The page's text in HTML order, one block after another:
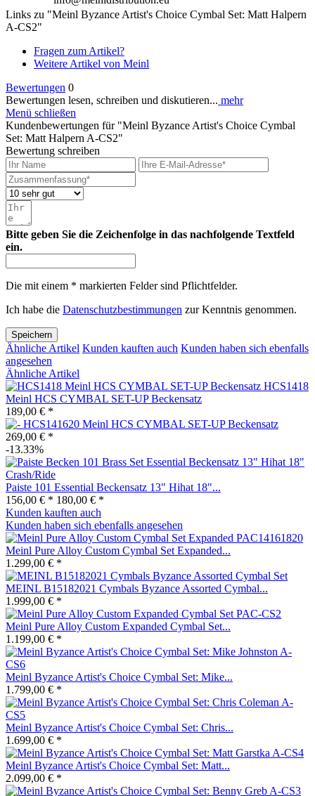
Links zu "Meinl Byzance Artist's Choice Cymbal Set: Matt Halpern
A-CS2"
Fragen zum Artikel?
Weitere Artikel von Meinl
Bewertungen 0
Bewertungen lesen, schreiben und diskutieren... mehr
Menü schließen
Kundenbewertungen für "Meinl Byzance Artist's Choice Cymbal
Set: Matt Halpern A-CS2"
Bewertung schreiben
Bitte geben Sie die Zeichenfolge in das nachfolgende Textfeld
ein.
Die mit einem * markierten Felder sind Pflichtfelder.
Ich habe die Datenschutzbestimmungen zur Kenntnis genommen.
Speichern
Ähnliche Artikel Kunden kauften auch Kunden haben sich ebenfalls
angesehen
Ähnliche Artikel
HCS1418
Meinl HCS CYMBAL SET-UP Beckensatz
189,00 € *
HCS141620 Meinl HCS CYMBAL SET-UP Beckensatz
269,00 € *
-13.33%
Paiste 101 Essential Beckensatz 13" Hihat 18"...
156,00 € * 180,00 € *
Kunden kauften auch
Kunden haben sich ebenfalls angesehen
Meinl Pure Alloy Custom Cymbal Set Expanded...
1.299,00 € *
MEINL B15182021 Cymbals Byzance Assorted Cymbal...
1.999,00 € *
Meinl Pure Alloy Custom Expanded Cymbal Set...
1.199,00 € *
Meinl Byzance Artist's Choice Cymbal Set: Mike...
1.799,00 € *
Meinl Byzance Artist's Choice Cymbal Set: Chris...
1.699,00 € *
Meinl Byzance Artist's Choice Cymbal Set: Matt...
2.099,00 € *